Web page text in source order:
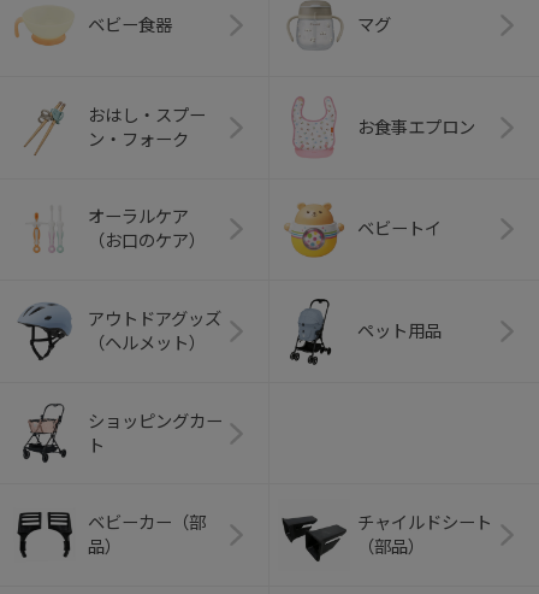
ベビー食器 マグ
おはし・スプー
ン・フォーク
お食事エプロン
オーラルケア
（お口のケア）
ベビートイ
アウトドアグッズ
（ヘルメット）
ペット用品
ショッピングカー
ト
ベビーカー（部
品）
チャイルドシート
（部品）